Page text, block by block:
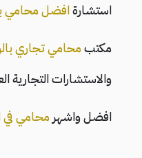
استشارةافضل محامي
مكتبمحامي تجاري
والاستشارات التجارية
افضل واشهر محامي في